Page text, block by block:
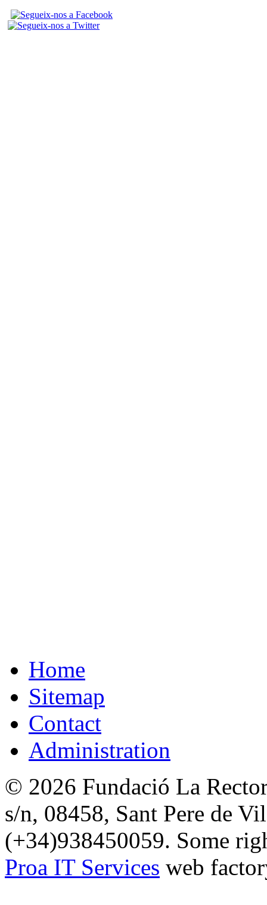
Home
Sitemap
Contact
Administration
© 2026 Fundació La
s/n, 08458, Sant Pere de
(+34)938450059. Some
Proa IT Services web